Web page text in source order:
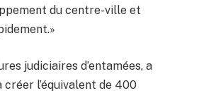
du centre-ville et
judiciaires d’entamées, a
l’équivalent de 400